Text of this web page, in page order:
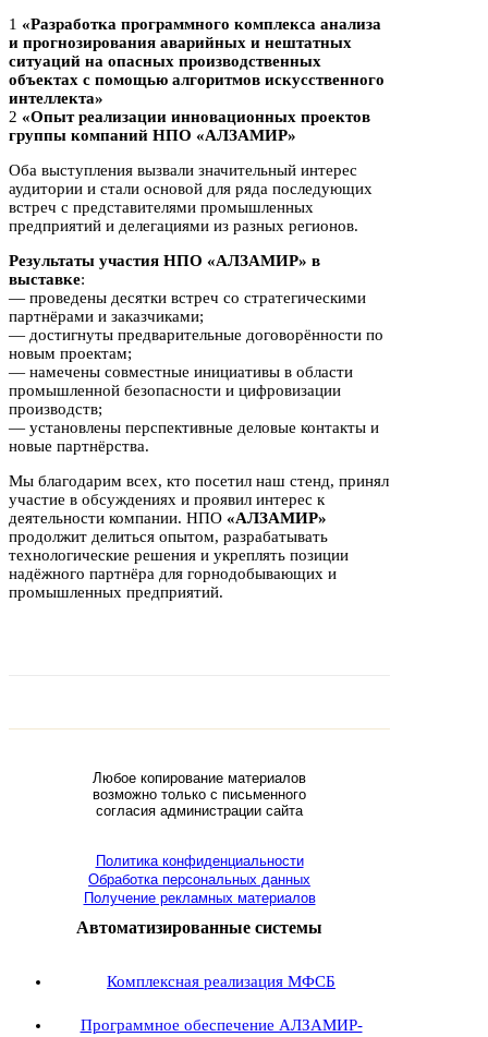
1 «Разработка программного комплекса анализа
и прогнозирования аварийных и нештатных
ситуаций на опасных производственных
объектах с помощью алгоритмов искусственного
интеллекта»
2 «Опыт реализации инновационных проектов
группы компаний НПО «АЛЗАМИР»
Оба выступления вызвали значительный интерес
аудитории и стали основой для ряда последующих
встреч с представителями промышленных
предприятий и делегациями из разных регионов.
Результаты участия НПО «АЛЗАМИР» в
выставке:
— проведены десятки встреч со стратегическими
партнёрами и заказчиками;
— достигнуты предварительные договорённости по
новым проектам;
— намечены совместные инициативы в области
промышленной безопасности и цифровизации
производств;
— установлены перспективные деловые контакты и
новые партнёрства.
Мы благодарим всех, кто посетил наш стенд, принял
участие в обсуждениях и проявил интерес к
деятельности компании. НПО «АЛЗАМИР»
продолжит делиться опытом, разрабатывать
технологические решения и укреплять позиции
надёжного партнёра для горнодобывающих и
промышленных предприятий.
Любое копирование материалов
возможно только с письменного
согласия администрации сайта
Политика конфиденциальности
Обработка персональных данных
Получение рекламных материалов
Автоматизированные системы
Комплексная реализация МФСБ
Программное обеспечение АЛЗАМИР-